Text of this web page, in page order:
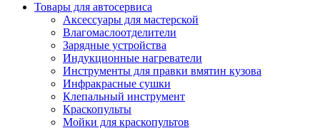
Товары для автосервиса
Аксессуары для мастерской
Влагомаслоотделители
Зарядные устройства
Индукционные нагреватели
Инструменты для правки вмятин кузова
Инфракрасные сушки
Клепальный инструмент
Краскопульты
Мойки для краскопультов